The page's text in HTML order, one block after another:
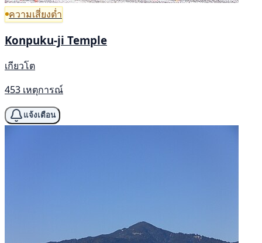
ความเสี่ยงต่ำ
Konpuku-ji Temple
เกียวโต
453 เหตุการณ์
แจ้งเตือน